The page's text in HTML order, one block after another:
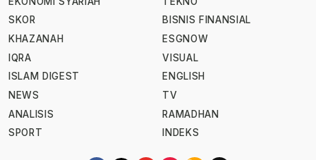
SKOR
KHAZANAH
IQRA
ISLAM DIGEST
NEWS
ANALISIS
SPORT
BISNIS FINANSIAL
ESGNOW
VISUAL
ENGLISH
TV
RAMADHAN
INDEKS